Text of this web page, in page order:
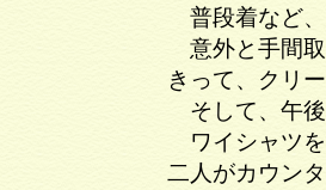
普段着など
意外と手間取
きって、クリ
そして、午後
ワイシャツを
二人がカウン